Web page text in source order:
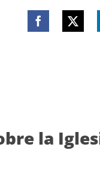
la